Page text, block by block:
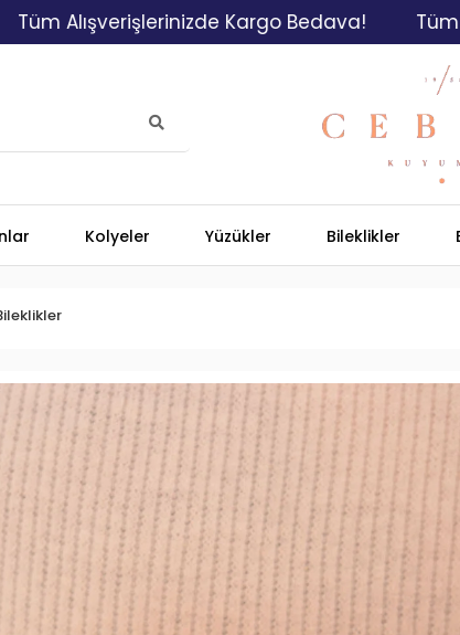
Kargo Bedava! Tüm
Kolyeler Yüzükler Bileklikler